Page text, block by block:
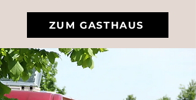
ZUM GASTHAUS